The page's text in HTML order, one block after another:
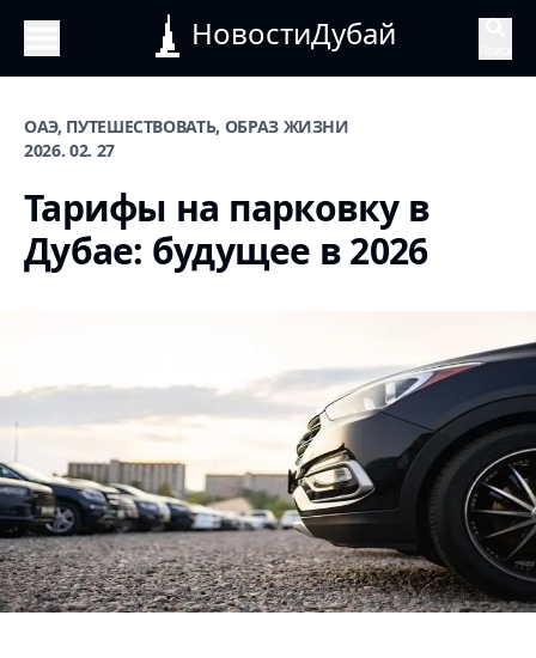
НовостиДубай
ОАЭ, ПУТЕШЕСТВОВАТЬ, ОБРАЗ ЖИЗНИ
2026. 02. 27
Тарифы на парковку в
Дубае: будущее в 2026